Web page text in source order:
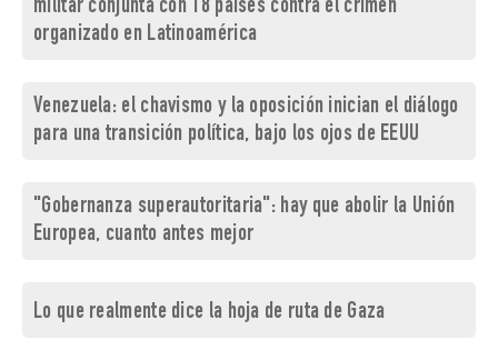
militar conjunta con 18 países contra el crimen
organizado en Latinoamérica
Venezuela: el chavismo y la oposición inician el diálogo
para una transición política, bajo los ojos de EEUU
"Gobernanza superautoritaria": hay que abolir la Unión
Europea, cuanto antes mejor
Lo que realmente dice la hoja de ruta de Gaza